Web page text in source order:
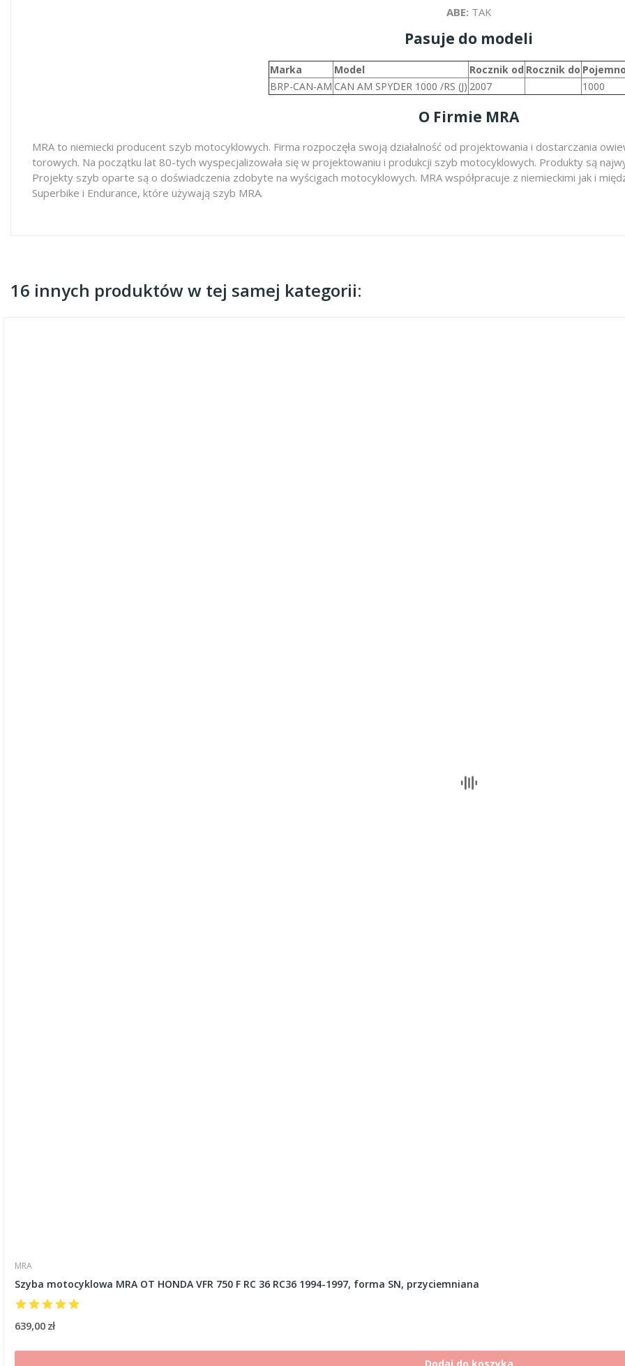
ABE: TAK
Pasuje do modeli
Marka Model Rocznik od Rocznik do
BRP-CAN-AM CAN AM SPYDER 1000 /RS (J) 2007 1000
O Firmie MRA
MRA to niemiecki producent szyb motocyklowych. Firma rozpoczęła swoją działalność od projektowania i dostarczania
torowych. Na początku lat 80-tych wyspecjalizowała się w projektowaniu i produkcji szyb motocyklowych. Produkty są
Projekty szyb oparte są o doświadczenia zdobyte na wyścigach motocyklowych. MRA współpracuje z niemieckimi jak i
Superbike i Endurance, które używają szyb MRA.
16 innych produktów w tej samej kategorii:
MRA
Szyba motocyklowa MRA OT HONDA VFR 750 F RC 36 RC36 1994-1997, forma SN, przyciemniana
639,00 zł